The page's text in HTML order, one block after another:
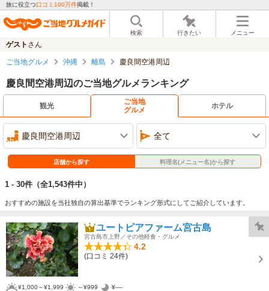
旅に役立つ口コミ100万件掲載！
検索 行きたい メニュー
ゲスト さん
ご当地グルメ 沖縄 離島 慶良間空港周辺
慶良間空港周辺のご当地グルメランキング
観光
ご当地
グルメ
ホテル
慶良間空港周辺 全て
店舗から探す 料理名(メニュー名)から探す
1 - 30件 （全1,543件中）
おすすめの施設を当社独自の算出基準でランキング形式にしてご紹介しています。
ユートピアファーム宮古島
宮古島市上野／その他軽食・グルメ
4.2
(口コミ 24件)
¥1,000～¥1,999 ～¥999 ¥----